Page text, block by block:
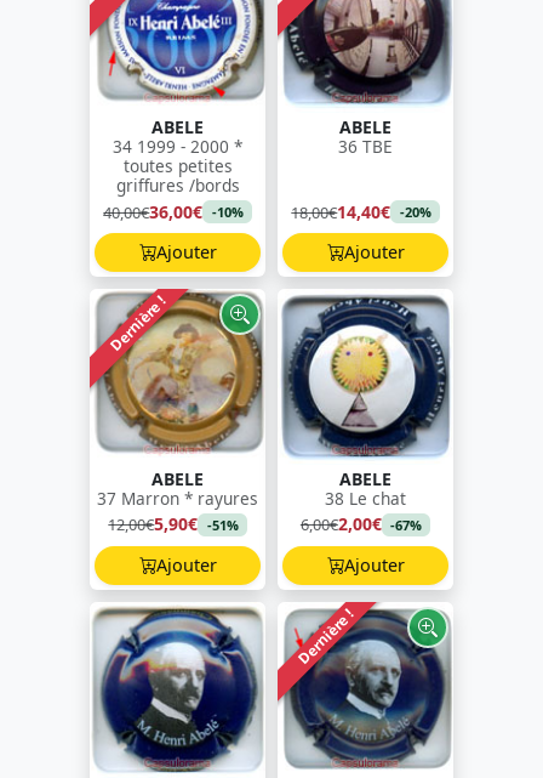
ABELE
34 1999 - 2000 *
toutes petites
griffures /bords
40,00€36,00€ -10%
Ajouter
ABELE
36 TBE
18,00€14,40€ -20%
Ajouter
Dernière !
ABELE
37 Marron * rayures
12,00€5,90€ -51%
Ajouter
ABELE
38 Le chat
6,00€2,00€ -67%
Ajouter
Dernière !